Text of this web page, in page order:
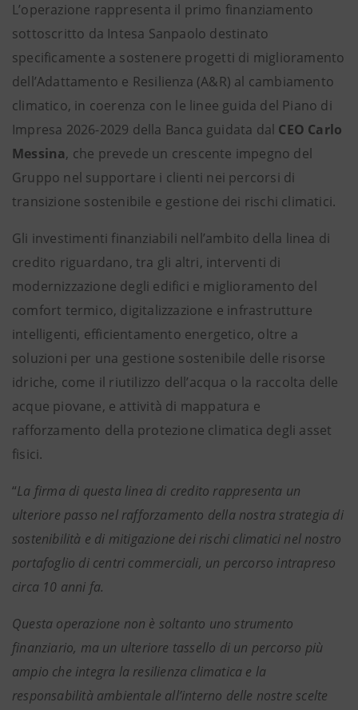
L’operazione rappresenta il primo finanziamento
sottoscritto da Intesa Sanpaolo destinato
specificamente a sostenere progetti di miglioramento
dell’Adattamento e Resilienza (A&R) al cambiamento
climatico, in coerenza con le linee guida del Piano di
Impresa 2026-2029 della Banca guidata dal CEO Carlo
Messina, che prevede un crescente impegno del
Gruppo nel supportare i clienti nei percorsi di
transizione sostenibile e gestione dei rischi climatici.
Gli investimenti finanziabili nell’ambito della linea di
credito riguardano, tra gli altri, interventi di
modernizzazione degli edifici e miglioramento del
comfort termico, digitalizzazione e infrastrutture
intelligenti, efficientamento energetico, oltre a
soluzioni per una gestione sostenibile delle risorse
idriche, come il riutilizzo dell’acqua o la raccolta delle
acque piovane, e attività di mappatura e
rafforzamento della protezione climatica degli asset
fisici.
“La firma di questa linea di credito rappresenta un
ulteriore passo nel rafforzamento della nostra strategia di
sostenibilità e di mitigazione dei rischi climatici nel nostro
portafoglio di centri commerciali, un percorso intrapreso
circa 10 anni fa.
Questa operazione non è soltanto uno strumento
finanziario, ma un ulteriore tassello di un percorso più
ampio che integra la resilienza climatica e la
responsabilità ambientale all’interno delle nostre scelte